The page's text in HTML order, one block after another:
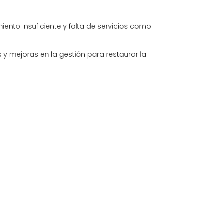
insuficiente y falta de servicios como
mejoras en la gestión para restaurar la